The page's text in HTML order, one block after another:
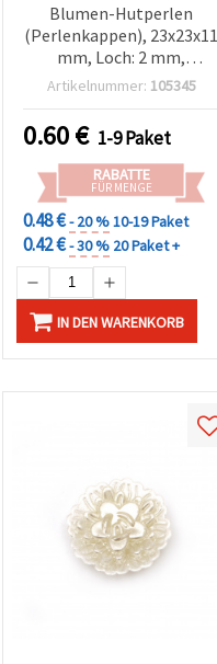
Blumen-Hutperlen
(Perlenkappen), 23x23x11
mm, Loch: 2 mm,
Dunkelrot - 10 Stk
Artikelnummer: 105345
0.60€ 1-9 Paket
RABATTE
FÜR MENGE
0.48 €- 20 %10-19 Paket
0.42 €- 30 % 20 Paket +
IN DEN WARENKORB